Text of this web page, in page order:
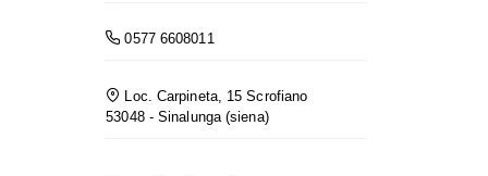
0577 6608011
Loc. Carpineta, 15 Scrofiano
53048 - Sinalunga (siena)